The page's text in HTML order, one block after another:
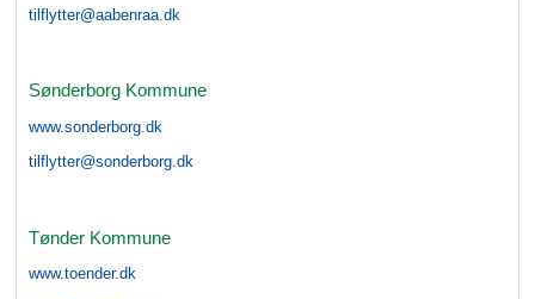
tilflytter@aabenraa.dk
Sønderborg Kommune
www.sonderborg.dk
tilflytter@sonderborg.dk
Tønder Kommune
www.toender.dk